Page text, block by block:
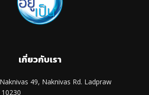
เกี่ยวกับเรา
49, Naknivas Rd. Ladpraw